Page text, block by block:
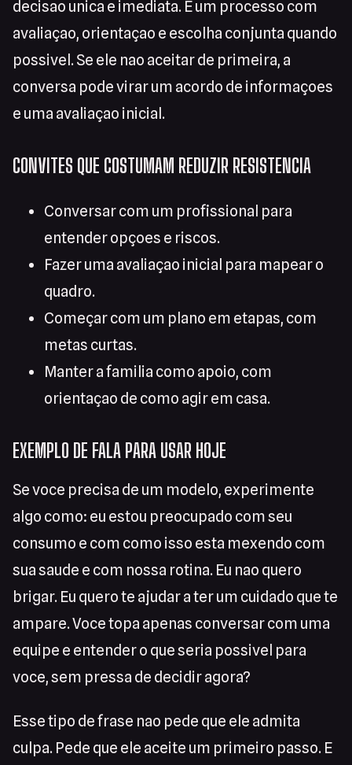
decisao unica e imediata. E um processo com
avaliaçao, orientaçao e escolha conjunta quando
possivel. Se ele nao aceitar de primeira, a
conversa pode virar um acordo de informaçoes
e uma avaliaçao inicial.
CONVITES QUE COSTUMAM REDUZIR RESISTENCIA
Conversar com um profissional para
entender opçoes e riscos.
Fazer uma avaliaçao inicial para mapear o
quadro.
Começar com um plano em etapas, com
metas curtas.
Manter a familia como apoio, com
orientaçao de como agir em casa.
EXEMPLO DE FALA PARA USAR HOJE
Se voce precisa de um modelo, experimente
algo como: eu estou preocupado com seu
consumo e com como isso esta mexendo com
sua saude e com nossa rotina. Eu nao quero
brigar. Eu quero te ajudar a ter um cuidado que te
ampare. Voce topa apenas conversar com uma
equipe e entender o que seria possivel para
voce, sem pressa de decidir agora?
Esse tipo de frase nao pede que ele admita
culpa. Pede que ele aceite um primeiro passo. E